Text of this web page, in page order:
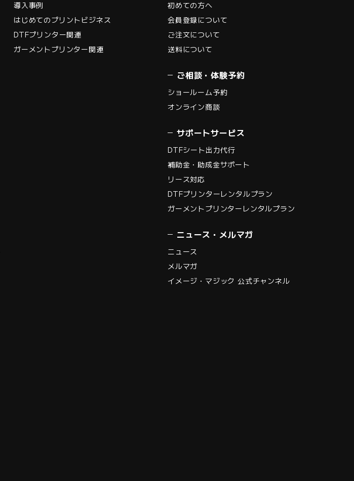
導入事例
はじめてのプリントビジネス
DTFプリンター関連
ガーメントプリンター関連
初めての方へ
会員登録について
ご注文について
送料について
ご相談・体験予約
ショールーム予約
オンライン商談
サポートサービス
DTFシート出力代行
補助金・助成金サポート
リース対応
DTFプリンターレンタルプラン
ガーメントプリンターレンタルプラン
ニュース・メルマガ
ニュース
メルマガ
イメージ・マジック 公式チャンネル